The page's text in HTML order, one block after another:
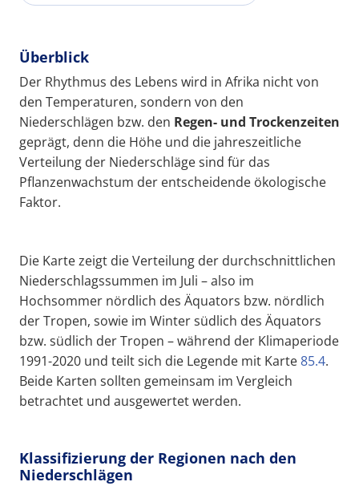
Überblick
Der Rhythmus des Lebens wird in Afrika nicht von
den Temperaturen, sondern von den
Niederschlägen bzw. den Regen- und Trockenzeiten
geprägt, denn die Höhe und die jahreszeitliche
Verteilung der Niederschläge sind für das
Pflanzenwachstum der entscheidende ökologische
Faktor.
Die Karte zeigt die Verteilung der durchschnittlichen
Niederschlagssummen im Juli – also im
Hochsommer nördlich des Äquators bzw. nördlich
der Tropen, sowie im Winter südlich des Äquators
bzw. südlich der Tropen – während der Klimaperiode
1991-2020 und teilt sich die Legende mit Karte85.4.
Beide Karten sollten gemeinsam im Vergleich
betrachtet und ausgewertet werden.
Klassifizierung der Regionen nach den
Niederschlägen